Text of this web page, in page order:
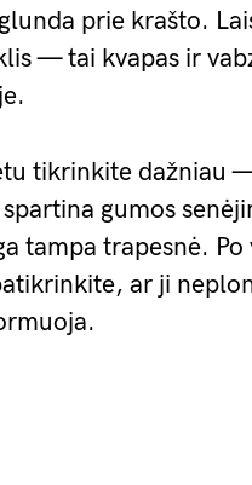
prie krašto.
— tai kvapas ir
tikrinkite dažniau
gumos
tampa trapesnė. Po
ar ji